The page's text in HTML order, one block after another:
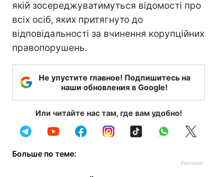
якій зосереджуватимуться відомості про
всіх осіб, яких притягнуто до
відповідальності за вчинення корупційних
правопорушень.
Не упустите главное! Подпишитесь на
наши обновления в Google!
Или читайте нас там, где вам удобно!
Больше по теме: